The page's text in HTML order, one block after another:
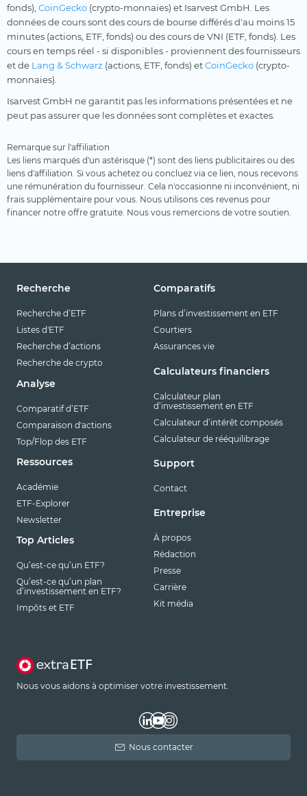
fonds), CoinGecko (crypto-monnaies) et Isarvest GmbH. Les
données de cours sont des cours de bourse différés d'au moins 15
minutes (actions, ETF, fonds) ou des cours de VNI (ETF, fonds). Les
cours en temps réel - si disponibles - proviennent des fournisseurs
et de Lang & Schwarz (actions, ETF, fonds) etCoinGecko (crypto-
monnaies).
Isarvest GmbH ne garantit pas les informations présentées et ne
peut pas assurer que les données sont complètes et exactes.
Remarque sur l'affiliation
Les liens marqués d'un astérisque (*) sont des liens publicitaires ou des
liens d'affiliation. Si vous achetez ou concluez via ce lien, nous recevons
une rémunération du fournisseur. Cela n'occasionne ni inconvénient, ni
frais supplémentaire pour vous. Nous utilisons ces revenus pour
financer notre offre gratuite. Nous vous remercions de votre soutien.
Recherche
Recherche d’ETF
Listes d'ETF
Recherche d’actions
Recherche de crypto
Analyse
Comparatif d’ETF
Comparaison d'actions
Top/Flop des ETF
Ressources
Académie
ETF-Explorer
Newsletter
Top Articles
Qu’est-ce qu’un ETF?
Qu’est-ce qu’un plan
d’investissement en ETF?
Impôts et ETF
Comparatifs
Plans d’investissement en ETF
Courtiers
Assurances vie
Calculateurs financiers
Calculateur plan
d’investissement en ETF
Calculateur d’intérêt composés
Calculateur de rééquilibrage
Support
Contact
Entreprise
À propos
Rédaction
Presse
Carrière
Kit média
Nous vous aidons à optimiser votre investissement.
Nous contacter